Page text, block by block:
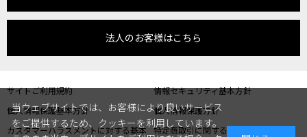
法人のお客様はこちら
サイトご利用規約
情報セキュリティ基本方針
個人情報保護基本方針
個人情報保護方針
カスタマーハラスメントに対する基本
特定商取引に関する表記
当ウェブサイトでは、お客様により良いサービス
をご提供するため、クッキーを利用しています。